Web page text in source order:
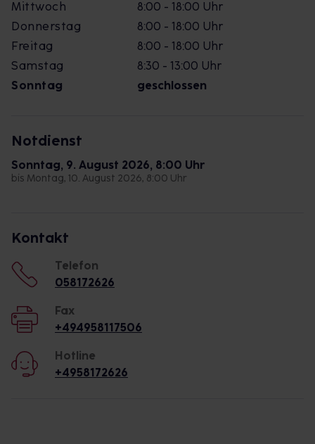
Mittwoch
8:00 - 18:00 Uhr
Donnerstag
8:00 - 18:00 Uhr
Freitag
8:00 - 18:00 Uhr
Samstag
8:30 - 13:00 Uhr
Sonntag
geschlossen
Notdienst
Sonntag, 9. August 2026, 8:00 Uhr
bis Montag, 10. August 2026, 8:00 Uhr
Kontakt
Telefon
058172626
Fax
+494958117506
Hotline
+4958172626